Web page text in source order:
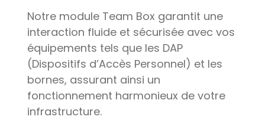
Notre module Team Box garantit une
interaction fluide et sécurisée avec vos
équipements tels que les DAP
(Dispositifs d’Accès Personnel) et les
bornes, assurant ainsi un
fonctionnement harmonieux de votre
infrastructure.